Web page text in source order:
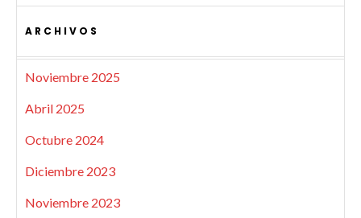
ARCHIVOS
Noviembre 2025
Abril 2025
Octubre 2024
Diciembre 2023
Noviembre 2023